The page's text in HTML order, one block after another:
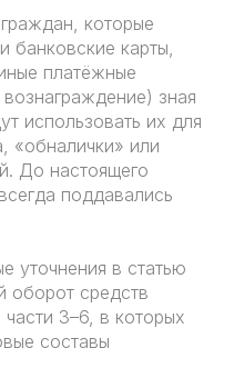
которые
карты,
платёжные
зная
использовать их для
«обналички» или
До настоящего
поддавались
уточнения в статью
средств
3–6, в которых
составы